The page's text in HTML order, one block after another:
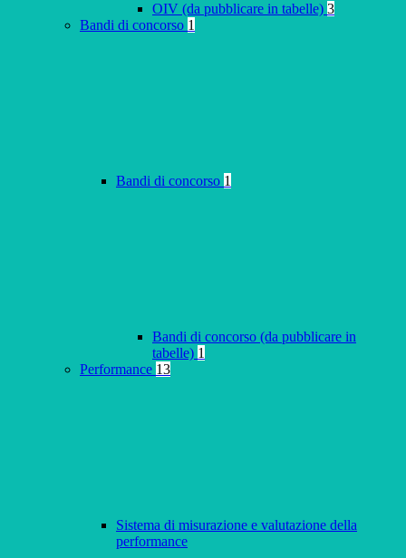
OIV (da pubblicare in tabelle) 3
Bandi di concorso 1
Bandi di concorso 1
Bandi di concorso (da pubblicare in
tabelle) 1
Performance 13
Sistema di misurazione e valutazione della
performance